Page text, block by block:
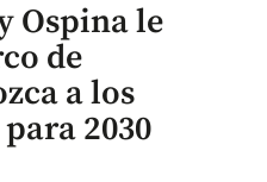
Ospina le
de
a los
2030